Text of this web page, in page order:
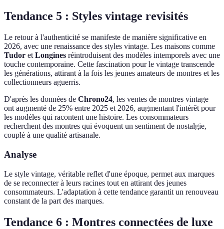
Tendance 5 : Styles vintage revisités
Le retour à l'authenticité se manifeste de manière significative en
2026, avec une renaissance des styles vintage. Les maisons comme
Tudor et Longines réintroduisent des modèles intemporels avec une
touche contemporaine. Cette fascination pour le vintage transcende
les générations, attirant à la fois les jeunes amateurs de montres et les
collectionneurs aguerris.
D'après les données de Chrono24, les ventes de montres vintage
ont augmenté de 25% entre 2025 et 2026, augmentant l'intérêt pour
les modèles qui racontent une histoire. Les consommateurs
recherchent des montres qui évoquent un sentiment de nostalgie,
couplé à une qualité artisanale.
Analyse
Le style vintage, véritable reflet d'une époque, permet aux marques
de se reconnecter à leurs racines tout en attirant des jeunes
consommateurs. L'adaptation à cette tendance garantit un renouveau
constant de la part des marques.
Tendance 6 : Montres connectées de luxe